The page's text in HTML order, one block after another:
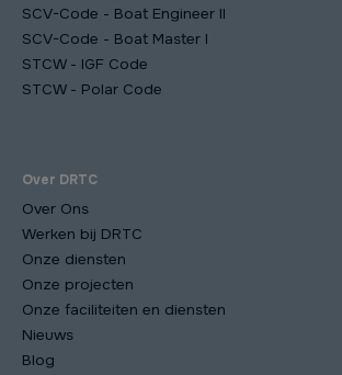
SCV-Code - Boat Engineer II
SCV-Code - Boat Master I
STCW - IGF Code
STCW - Polar Code
Over DRTC
Over Ons
Werken bij DRTC
Onze diensten
Onze projecten
Onze faciliteiten en diensten
Nieuws
Blog